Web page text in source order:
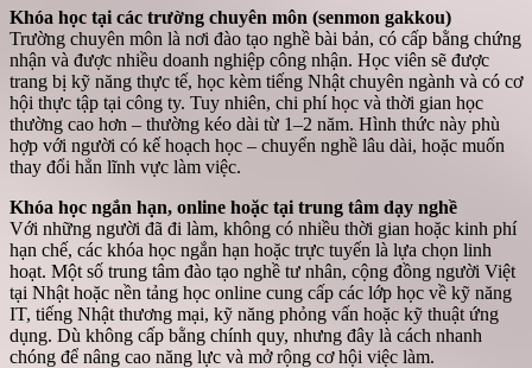
Khóa học tại các trường chuyên môn (senmon gakkou)
Trường chuyên môn là nơi đào tạo nghề bài bản, có cấp bằng chứng
nhận và được nhiều doanh nghiệp công nhận. Học viên sẽ được
trang bị kỹ năng thực tế, học kèm tiếng Nhật chuyên ngành và có cơ
hội thực tập tại công ty. Tuy nhiên, chi phí học và thời gian học
thường cao hơn – thường kéo dài từ 1–2 năm. Hình thức này phù
hợp với người có kế hoạch học – chuyển nghề lâu dài, hoặc muốn
thay đổi hẳn lĩnh vực làm việc.
Khóa học ngắn hạn, online hoặc tại trung tâm dạy nghề
Với những người đã đi làm, không có nhiều thời gian hoặc kinh phí
hạn chế, các khóa học ngắn hạn hoặc trực tuyến là lựa chọn linh
hoạt. Một số trung tâm đào tạo nghề tư nhân, cộng đồng người Việt
tại Nhật hoặc nền tảng học online cung cấp các lớp học về kỹ năng
IT, tiếng Nhật thương mại, kỹ năng phỏng vấn hoặc kỹ thuật ứng
dụng. Dù không cấp bằng chính quy, nhưng đây là cách nhanh
chóng để nâng cao năng lực và mở rộng cơ hội việc làm.